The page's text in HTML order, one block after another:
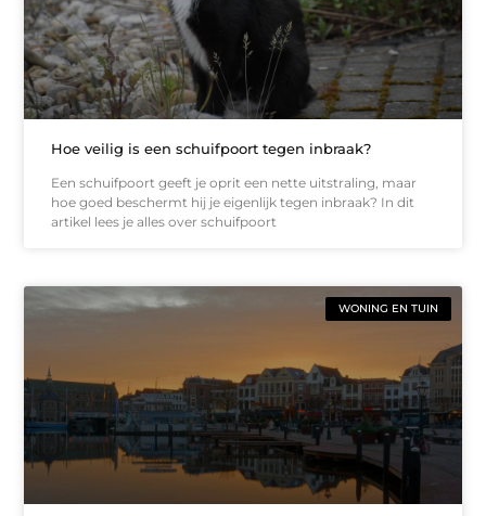
Hoe veilig is een schuifpoort tegen inbraak?
Een schuifpoort geeft je oprit een nette uitstraling, maar
hoe goed beschermt hij je eigenlijk tegen inbraak? In dit
artikel lees je alles over schuifpoort
WONING EN TUIN